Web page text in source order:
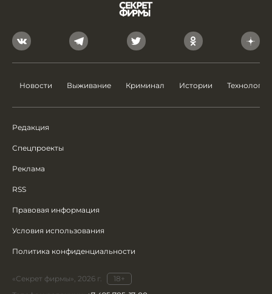
Новости Выживание Криминал Истории Технологии
Редакция
Спецпроекты
Реклама
RSS
Правовая информация
Условия использования
Политика конфиденциальности
«Секрет фирмы», 2026 г.
18+